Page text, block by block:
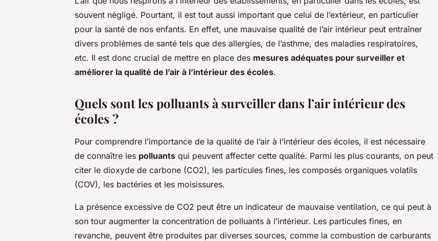
souvent négligé. Pourtant, il est tout aussi important que celui de l’extérieur, en particulier
pour la santé de nos enfants. En effet, une mauvaise qualité de l’air intérieur peut entraîner
divers problèmes de santé tels que des allergies, de l’asthme, des maladies respiratoires,
etc. Il est donc crucial de mettre en place des mesures adéquates pour surveiller et
améliorer la qualité de l’air à l’intérieur des écoles.
Quels sont les polluants à surveiller dans l’air intérieur des
écoles ?
Pour comprendre l’importance de la qualité de l’air à l’intérieur des écoles, il est nécessaire
de connaître les polluants qui peuvent affecter cette qualité. Parmi les plus courants, on peut
citer le dioxyde de carbone (CO2), les particules fines, les composés organiques volatils
(COV), les bactéries et les moisissures.
La présence excessive de CO2 peut être un indicateur de mauvaise ventilation, ce qui peut à
son tour augmenter la concentration de polluants à l’intérieur. Les particules fines, en
revanche, peuvent être produites par diverses sources, comme la combustion de carburants